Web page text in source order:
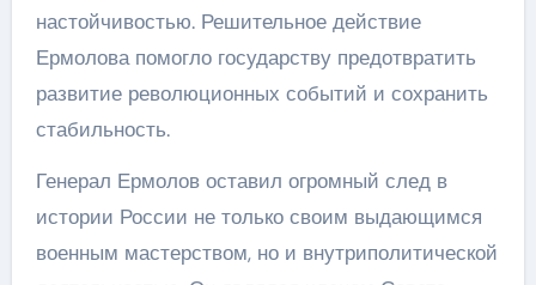
настойчивостью. Решительное действие
Ермолова помогло государству предотвратить
развитие революционных событий и сохранить
стабильность.
Генерал Ермолов оставил огромный след в
истории России не только своим выдающимся
военным мастерством, но и внутриполитической